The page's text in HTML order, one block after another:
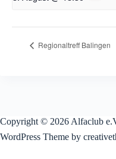
Regionaltreff Balingen
Copyright © 2026 Alfaclub
WordPress Theme by